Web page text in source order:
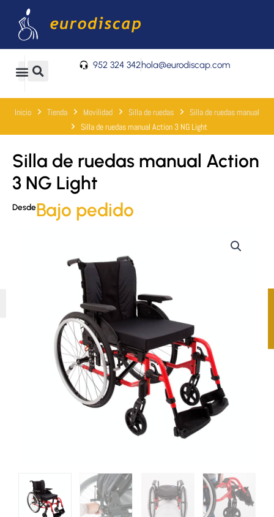
contenido
0
Carrito 952 324 342hola@eurodiscap.com
Inicio Tienda Movilidad Silla de ruedas
Silla de ruedas manual
Silla de ruedas manual Action 3 NG Light
Silla de ruedas manual Action
3 NG Light
DesdeBajo pedido